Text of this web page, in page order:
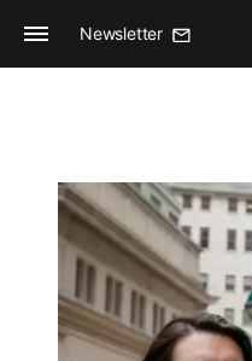
Newsletter